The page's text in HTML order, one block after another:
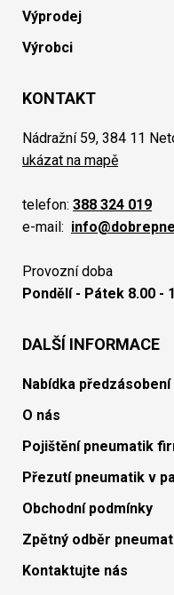
Výprodej
Výrobci
KONTAKT
Nádražní 59, 384 11
ukázat na mapě
telefon: 388 324 019
e-mail:
Provozní doba
Pondělí - Pátek 8.00 -
DALŠÍ INFORMACE
Nabídka předzásobení
O nás
Pojištění pneumatik
Přezutí pneumatik v
Obchodní podmínky
Zpětný odběr
Kontaktujte nás